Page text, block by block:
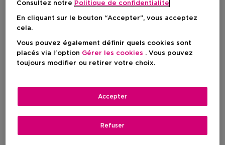
Consultez notre Politique de confidentialite
En cliquant sur le bouton “Accepter”, vous acceptez
cela.
Vous pouvez également définir quels cookies sont
placés via l'option Gérer les cookies . Vous pouvez
toujours modifier ou retirer votre choix.
Refuser
Accepter